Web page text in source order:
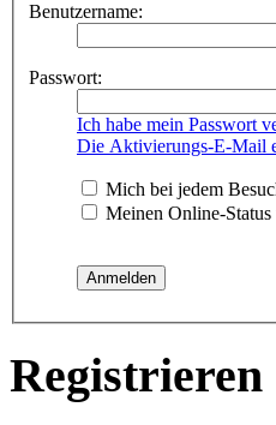
Benutzername:
Passwort:
Ich habe mein Passwort
Die Aktivierungs-E-Mail
Mich bei jedem
Meinen Online-
Registrieren